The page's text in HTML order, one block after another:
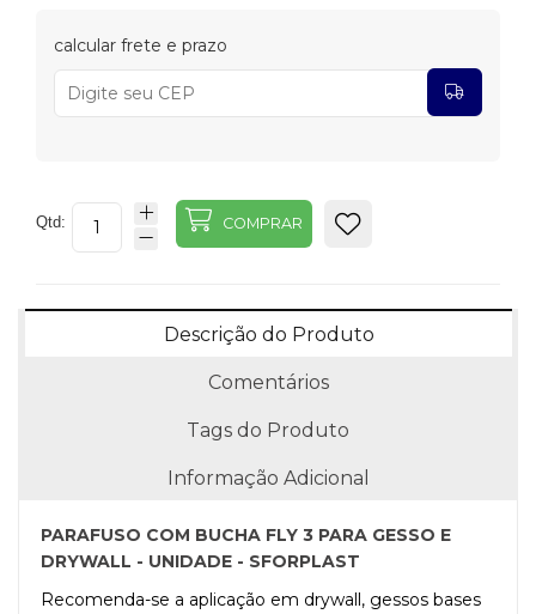
calcular frete e prazo
Qtd: COMPRAR
Descrição do Produto
Comentários
Tags do Produto
Informação Adicional
PARAFUSO COM BUCHA FLY 3 PARA GESSO E
DRYWALL - UNIDADE - SFORPLAST
Recomenda-se a aplicação em drywall, gessos bases